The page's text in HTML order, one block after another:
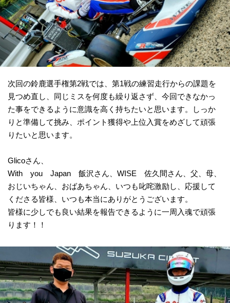
次回の鈴鹿選手権第2戦では、第1戦の練習走行からの課題を
見つめ直し、同じミスを何度も繰り返さず、今回できなかっ
た事をできるように意識を高く持ちたいと思います。しっか
りと準備して挑み、ポイント獲得や上位入賞をめざして頑張
りたいと思います。
Glicoさん、
With you Japan 飯沢さん、WISE 佐久間さん、父、母、
おじいちゃん、おばあちゃん、いつも叱咤激励し、応援して
くださる皆様、いつも本当にありがとうございます。
皆様に少しでも良い結果を報告できるように一周入魂で頑張
ります！！